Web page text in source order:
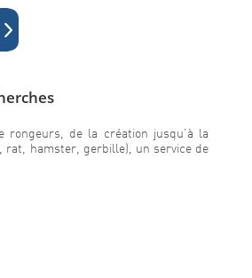
rongeurs, de la création jusqu’à la
rat, hamster, gerbille), un service de